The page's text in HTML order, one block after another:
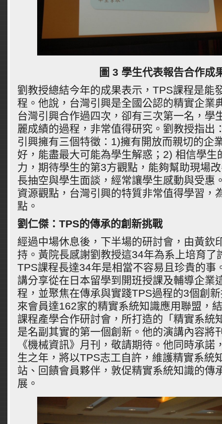
圖 3 學生代表報告合作成
劉教授總結今年的成果表示，TPS課程是能
程。他說，台灣引興是全國公認的精實企業
台灣引興合作過四次，卻有三次第一名，學
麗成績的過程，非常值得研究。劉教授指出
引興擁有三個特徵：1)擁有開放而親切的企
好，能盡最大可能為學生解惑；2) 相信學生
力，期待學生的第3方觀點，能夠幫助現場
長抽空與學生面談，經常讓學生感動與受惠
資源觀點，台灣引興的特質非常值得學習，
點。
劉仁傑： TPS的傳承的創新挑戰
經過中場休息後，下半場的研討會，由黃欽
持。黃院長感謝劉教授這34年為系上培育了
TPS課程長達34年是相當不容易且珍貴的事
講分享從在日本留學到開班授課及輔導企業
程，並聚焦在傳承與實踐TPS過程的3個創
來會員達162家的精實系統知識應用聯盟，
課程產學合作研討會，所打造的「精實系統
是名副其實的第一個創新。他的演講內容將
《機械資訊》月刊，敬請期待。他同時承諾
生之年，將以TPS志工自許，維護精實系統
站、回饋會員夥伴，敦促精實系統知識的傳
展。